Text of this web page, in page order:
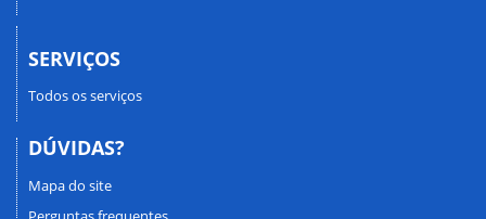
SERVIÇOS
Todos os serviços
DÚVIDAS?
Mapa do site